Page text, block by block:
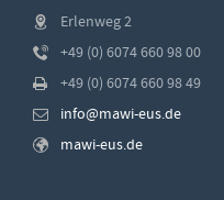
Erlenweg 2
+49 (0) 6074 660 98 00
+49 (0) 6074 660 98 49
info@mawi-eus.de
mawi-eus.de